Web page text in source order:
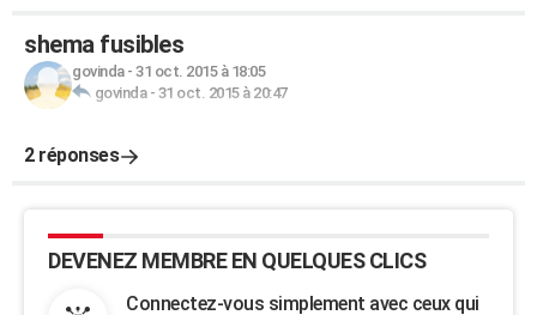
shema fusibles
govinda- 31 oct. 2015 à 18:05
govinda- 31 oct. 2015 à 20:47
2 réponses
DEVENEZ MEMBRE EN QUELQUES CLICS
Connectez-vous simplement avec ceux qui